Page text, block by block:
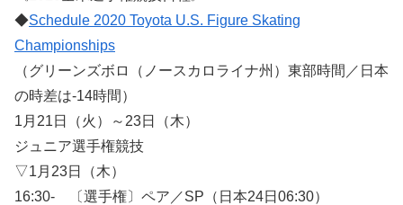
◆Schedule 2020 Toyota U.S. Figure Skating
Championships
（グリーンズボロ（ノースカロライナ州）東部時間／日本
の時差は-14時間）
1月21日（火）～23日（木）
ジュニア選手権競技
▽1月23日（木）
16:30- 〔選手権〕ペア／SP（日本24日06:30）